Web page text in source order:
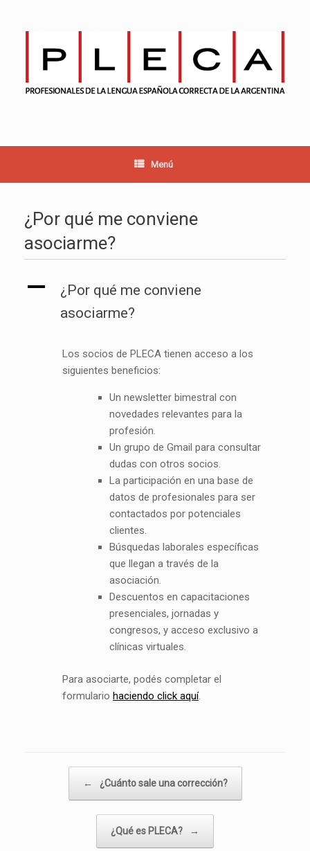
contenido
Menú
¿Por qué me conviene
asociarme?
A
¿Por qué me conviene
asociarme?
Los socios de PLECA tienen acceso a los
siguientes beneficios:
Un newsletter bimestral con
novedades relevantes para la
profesión.
Un grupo de Gmail para consultar
dudas con otros socios.
La participación en una base de
datos de profesionales para ser
contactados por potenciales
clientes.
Búsquedas laborales específicas
que llegan a través de la
asociación.
Descuentos en capacitaciones
presenciales, jornadas y
congresos, y acceso exclusivo a
clínicas virtuales.
Para asociarte, podés completar el
formulario haciendo click aquí.
← ¿Cuánto sale una corrección?
¿Qué es PLECA? →